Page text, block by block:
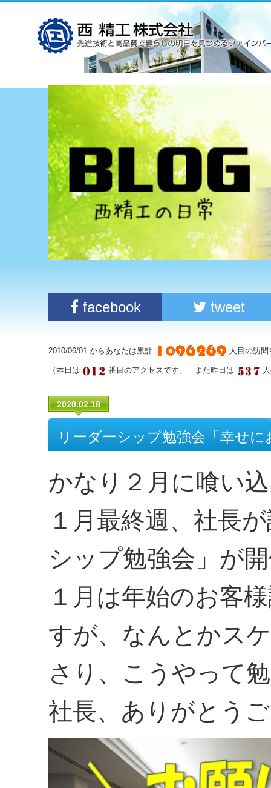
facebook tweet
2010/06/01 からあなたは累計 人目の訪
（本日は 番目のアクセスです。 また昨日は
2020.02.18
リーダーシップ勉強会「幸せ
かなり２月に喰い
１月最終週、社長
シップ勉強会」が
１月は年始のお客
すが、なんとかス
さり、こうやって
社長、ありがとう